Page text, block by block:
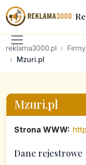
reklama3000.pl Firmy
Mzuri.pl
Mzuri.pl
Strona WWW:
Dane rejestrowe